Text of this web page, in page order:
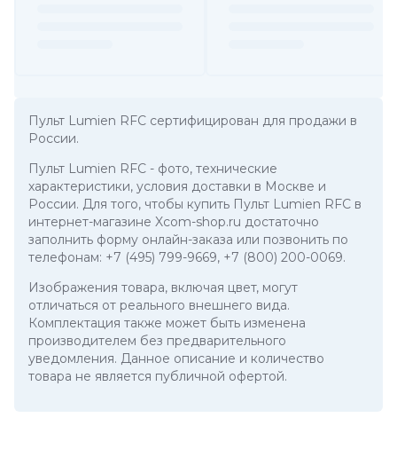
Пульт Lumien RFC сертифицирован для продажи в
России.
Пульт Lumien RFC - фото, технические
характеристики, условия доставки в Москве и
России. Для того, чтобы купить Пульт Lumien RFC в
интернет-магазине Xcom-shop.ru достаточно
заполнить форму онлайн-заказа или позвонить по
телефонам: +7 (495) 799-9669, +7 (800) 200-0069.
Изображения товара, включая цвет, могут
отличаться от реального внешнего вида.
Комплектация также может быть изменена
производителем без предварительного
уведомления. Данное описание и количество
товара не является публичной офертой.